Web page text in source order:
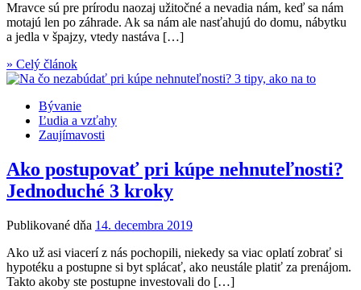
Mravce sú pre prírodu naozaj užitočné a nevadia nám, keď sa nám
motajú len po záhrade. Ak sa nám ale nasťahujú do domu, nábytku
a jedla v špajzy, vtedy nastáva […]
» Celý článok
Bývanie
Ľudia a vzťahy
Zaujímavosti
Ako postupovať pri kúpe nehnuteľnosti?
Jednoduché 3 kroky
Publikované dňa 14. decembra 2019
Ako už asi viacerí z nás pochopili, niekedy sa viac oplatí zobrať si
hypotéku a postupne si byt splácať, ako neustále platiť za prenájom.
Takto akoby ste postupne investovali do […]